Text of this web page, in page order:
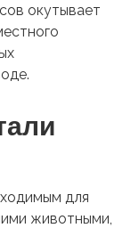
окутывает
для
животными,